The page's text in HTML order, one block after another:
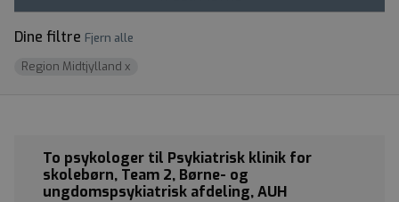
Dine filtre Fjern alle
Region Midtjyllandx
To psykologer til Psykiatrisk klinik for
skolebørn, Team 2, Børne- og
ungdomspsykiatrisk afdeling, AUH